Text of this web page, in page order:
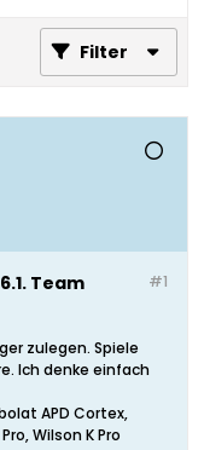
Filter
#1
Team
zulegen. Spiele
Ich denke einfach
APD Cortex,
Wilson K Pro